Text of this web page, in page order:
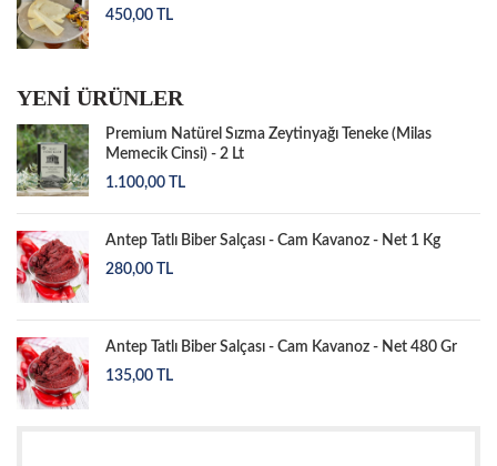
450,00
TL
YENİ ÜRÜNLER
Premium Natürel Sızma Zeytinyağı Teneke (Milas
Memecik Cinsi) - 2 Lt
1.100,00
TL
Antep Tatlı Biber Salçası - Cam Kavanoz - Net 1 Kg
280,00
TL
Antep Tatlı Biber Salçası - Cam Kavanoz - Net 480 Gr
135,00
TL